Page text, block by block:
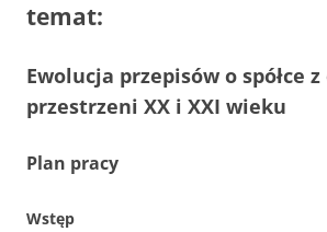
temat:
Ewolucja przepisów o spółce z
przestrzeni XX i XXI wieku
Plan pracy
Wstęp